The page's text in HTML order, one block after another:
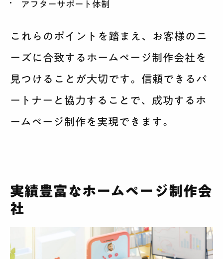
アフターサポート体制
これらのポイントを踏まえ、お客様のニ
ーズに合致するホームページ制作会社を
見つけることが大切です。信頼できるパ
ートナーと協力することで、成功するホ
ームページ制作を実現できます。
実績豊富なホームページ制作会
社